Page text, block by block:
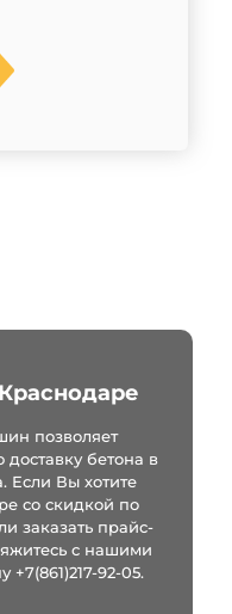
позволяет
бетона в
Если Вы хотите
со скидкой по
заказать прайс-
с нашими
+7(861)217-92-05.